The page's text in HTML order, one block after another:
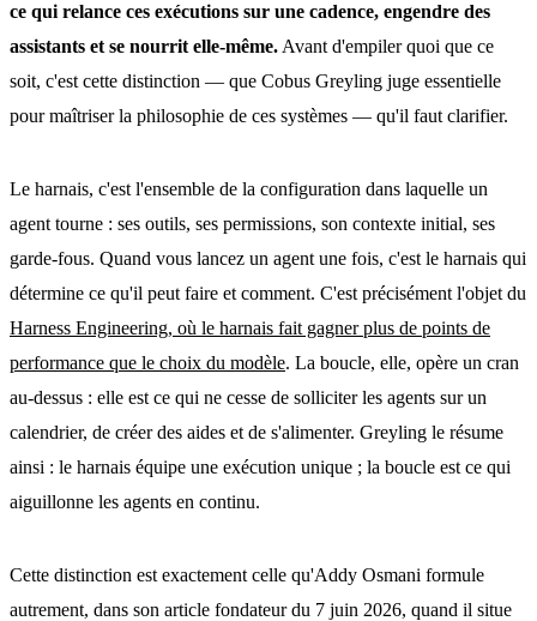
ce qui relance ces exécutions sur une cadence, engendre des
assistants et se nourrit elle-même. Avant d'empiler quoi que ce
soit, c'est cette distinction — que Cobus Greyling juge essentielle
pour maîtriser la philosophie de ces systèmes — qu'il faut clarifier.
Le harnais, c'est l'ensemble de la configuration dans laquelle un
agent tourne : ses outils, ses permissions, son contexte initial, ses
garde-fous. Quand vous lancez un agent une fois, c'est le harnais qui
détermine ce qu'il peut faire et comment. C'est précisément l'objet du
Harness Engineering, où le harnais fait gagner plus de points de
performance que le choix du modèle. La boucle, elle, opère un cran
au-dessus : elle est ce qui ne cesse de solliciter les agents sur un
calendrier, de créer des aides et de s'alimenter. Greyling le résume
ainsi : le harnais équipe une exécution unique ; la boucle est ce qui
aiguillonne les agents en continu.
Cette distinction est exactement celle qu'Addy Osmani formule
autrement, dans son article fondateur du 7 juin 2026, quand il situe